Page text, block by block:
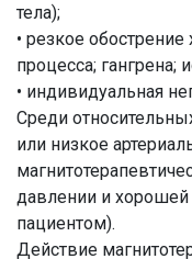
тела);
• резкое
процесса; гангрена;
• индивидуальная
Среди
или низкое
давлении и
пациентом).
Действие